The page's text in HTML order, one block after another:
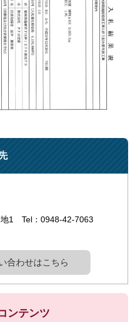
1
Tel：0948-42-7063
合わせはこちら
ンテンツ